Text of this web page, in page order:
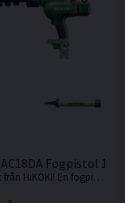
Fogpistol 18V
18V. Nyhet från HiKOKI! En fogpistol med verktygslöst byte av tillbehör och autoreverserande droppspärrfunktion. Levereras utan batteri och laddare.